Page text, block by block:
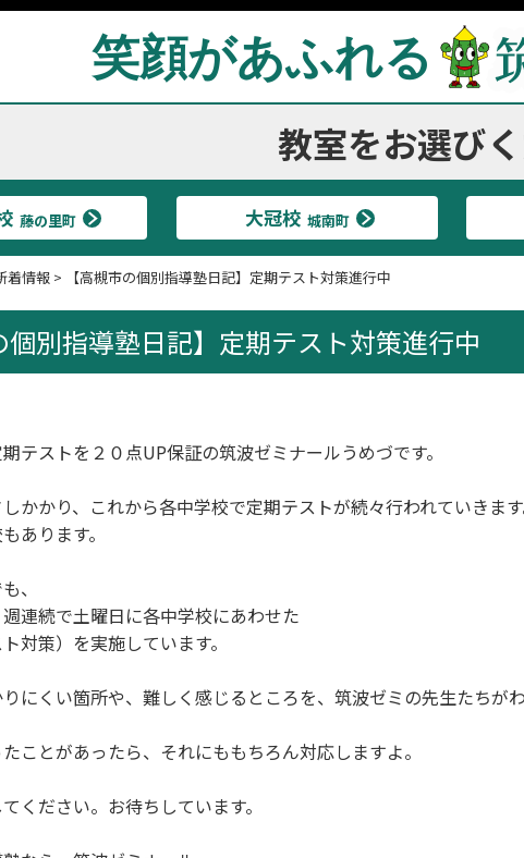
笑顔があふれる
教室をお選び
藤の里町 大冠校 城南町
着情報 > 【高槻市の個別指導塾日記】定期テスト対策進行中
個別指導塾日記】定期テスト対策進行中
テストを２０点UP保証の筑波ゼミナールうめづです。
かかり、これから各中学校で定期テストが続々行われていきます
あります。
、
連続で土曜日に各中学校にあわせた
対策）を実施しています。
にくい箇所や、難しく感じるところを、筑波ゼミの先生たちが
ことがあったら、それにももちろん対応しますよ。
ください。お待ちしています。